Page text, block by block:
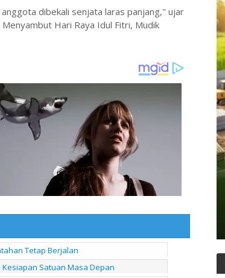
dibekali senjata laras panjang," ujar
Hari Raya Idul Fitri, Mudik
Tetap Berjalan
Satuan Masa Depan